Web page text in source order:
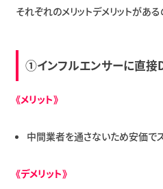
それぞれのメリットデメリットがあ
①インフルエンサーに直接
《メリット》
中間業者を通さないため安価で
《デメリット》